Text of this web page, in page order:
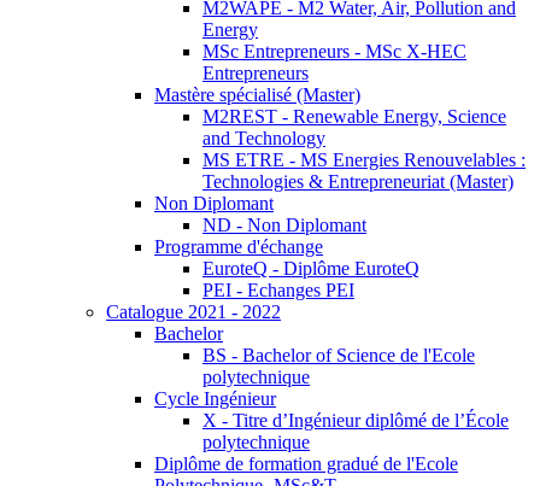
M2WAPE - M2 Water, Air, Pollution and
Energy
MSc Entrepreneurs - MSc X-HEC
Entrepreneurs
Mastère spécialisé (Master)
M2REST - Renewable Energy, Science
and Technology
MS ETRE - MS Energies Renouvelables :
Technologies & Entrepreneuriat (Master)
Non Diplomant
ND - Non Diplomant
Programme d'échange
EuroteQ - Diplôme EuroteQ
PEI - Echanges PEI
Catalogue 2021 - 2022
Bachelor
BS - Bachelor of Science de l'Ecole
polytechnique
Cycle Ingénieur
X - Titre d’Ingénieur diplômé de l’École
polytechnique
Diplôme de formation gradué de l'Ecole